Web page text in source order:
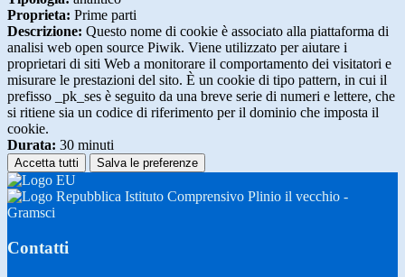
Proprieta: Prime parti
Descrizione: Questo nome di cookie è associato alla piattaforma di
analisi web open source Piwik. Viene utilizzato per aiutare i
proprietari di siti Web a monitorare il comportamento dei visitatori e
misurare le prestazioni del sito. È un cookie di tipo pattern, in cui il
prefisso _pk_ses è seguito da una breve serie di numeri e lettere, che
si ritiene sia un codice di riferimento per il dominio che imposta il
cookie.
Durata: 30 minuti
Accetta tutti Salva le preferenze
Istituto Comprensivo Plinio il vecchio -
Gramsci
Contatti